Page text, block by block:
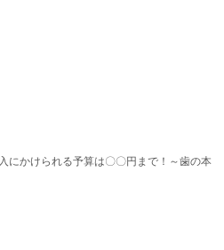
にかけられる予算は〇〇円まで！～歯の本